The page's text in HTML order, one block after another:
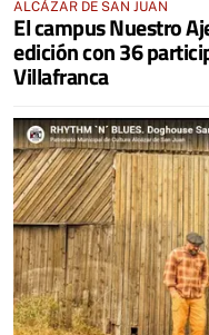
ALCÁZAR DE SAN JUAN
El campus Nuestro
edición con 36
Villafranca